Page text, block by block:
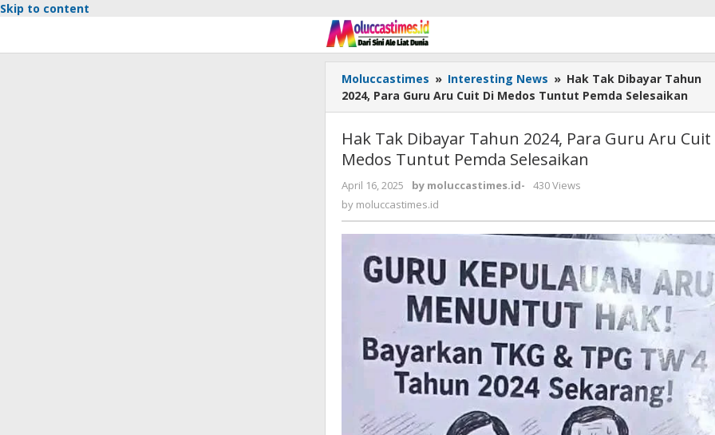
Skip to content
Moluccastimes » Interesting News » Hak Tak Dibayar Tahun
2024, Para Guru Aru Cuit Di Medos Tuntut Pemda Selesaikan
Hak Tak Dibayar Tahun 2024, Para Guru Aru Cuit
Medos Tuntut Pemda Selesaikan
April 16, 2025 by moluccastimes.id-
430 Views
by moluccastimes.id